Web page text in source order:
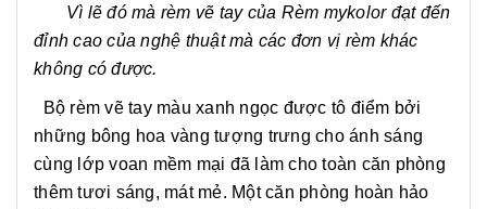
Vì lẽ đó mà rèm vẽ tay của Rèm mykolor đạt đến
đỉnh cao của nghệ thuật mà các đơn vị rèm khác
không có được.
Bộ rèm vẽ tay màu xanh ngọc được tô điểm bởi
những bông hoa vàng tượng trưng cho ánh sáng
cùng lớp voan mềm mại đã làm cho toàn căn phòng
thêm tươi sáng, mát mẻ. Một căn phòng hoàn hảo